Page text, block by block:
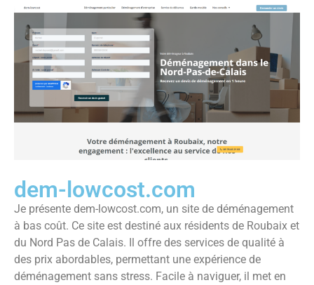
dem-lowcost.com
Je présente dem-lowcost.com, un site de déménagement
à bas coût. Ce site est destiné aux résidents de Roubaix et
du Nord Pas de Calais. Il offre des services de qualité à
des prix abordables, permettant une expérience de
déménagement sans stress. Facile à naviguer, il met en